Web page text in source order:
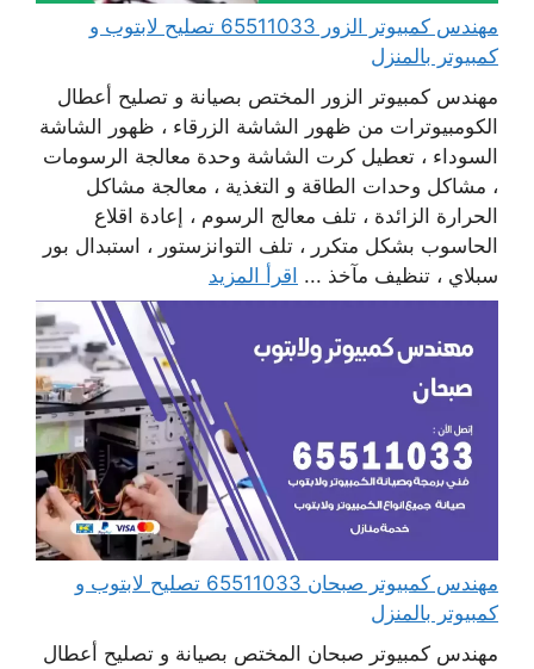
مهندس كمبيوتر الزور 65511033 تصليح لابتوب و
كمبيوتر بالمنزل
مهندس كمبيوتر الزور المختص بصيانة و تصليح أعطال
الكومبيوترات من ظهور الشاشة الزرقاء ، ظهور الشاشة
السوداء ، تعطيل كرت الشاشة وحدة معالجة الرسومات
، مشاكل وحدات الطاقة و التغذية ، معالجة مشاكل
الحرارة الزائدة ، تلف معالج الرسوم ، إعادة اقلاع
الحاسوب بشكل متكرر ، تلف التوانزستور ، استبدال بور
سبلاي ، تنظيف مآخذ ... اقرأ المزيد
مهندس كمبيوتر صبحان 65511033 تصليح لابتوب و
كمبيوتر بالمنزل
مهندس كمبيوتر صبحان المختص بصيانة و تصليح أعطال